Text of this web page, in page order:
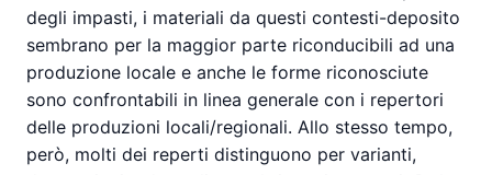
degli impasti, i materiali da questi contesti-deposito
sembrano per la maggior parte riconducibili ad una
produzione locale e anche le forme riconosciute
sono confrontabili in linea generale con i repertori
delle produzioni locali/regionali. Allo stesso tempo,
però, molti dei reperti distinguono per varianti,